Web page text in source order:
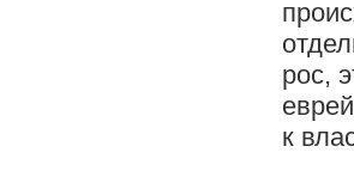
рос,
к